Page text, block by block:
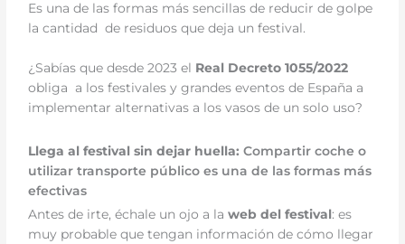
Es una de las formas más sencillas de reducir de golpe
la cantidad de residuos que deja un festival.
¿Sabías que desde 2023 el Real Decreto 1055/2022
obliga a los festivales y grandes eventos de España a
implementar alternativas a los vasos de un solo uso?
Llega al festival sin dejar huella:Compartir coche o
utilizar transporte público es una de las formas más
efectivas
Antes de irte, échale un ojo a laweb del festival: es
muy probable que tengan información de cómo llegar